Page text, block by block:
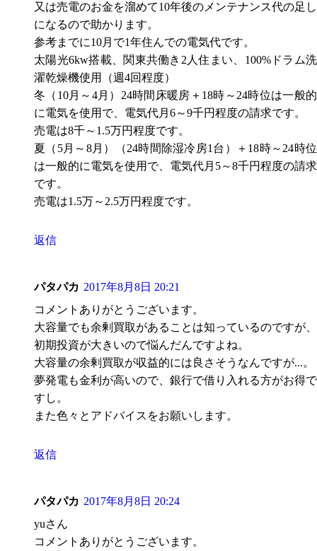
又は売電のお金を溜めて10年後のメンテナンス代の足し
になるので助かります。
参考までに10月で1年住んでの電気代です。
太陽光6kw搭載、関東共働き2人住まい、100%ドラム洗
濯乾燥機使用（週4回程度）
冬（10月～4月）24時間床暖房＋18時～24時位は一般的
に電気を使用で、電気代月6～9千円程度の請求です。
売電は8千～1.5万円程度です。
夏（5月～8月）（24時間除湿冷房1台）＋18時～24時位
は一般的に電気を使用で、電気代月5～8千円程度の請求
です。
売電は1.5万～2.5万円程度です。
返信
パタパカ 2017年8月8日 20:21
コメントありがとうございます。
大容量でも余剰買取があることは知っているのですが、
初期投資が大きいので悩んだんですよね。
大容量の余剰買取が収益的には良さそうなんですが...。
夢発電も金利が高いので、銀行で借り入れる方がお得で
すし。
また色々とアドバイスをお願いします。
返信
パタパカ 2017年8月8日 20:24
yuさん
コメントありがとうございます。